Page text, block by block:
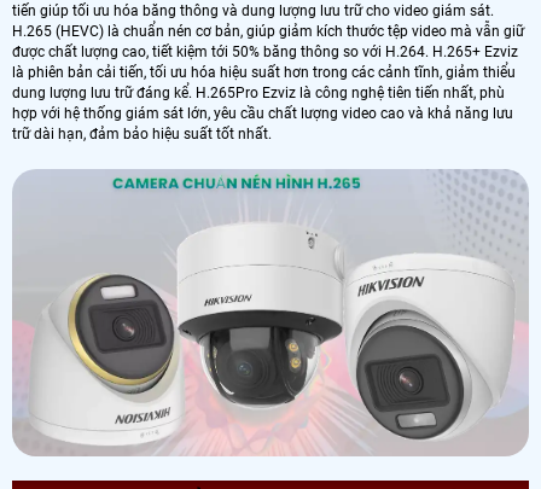
tiến giúp tối ưu hóa băng thông và dung lượng lưu trữ cho video giám sát.
H.265 (HEVC) là chuẩn nén cơ bản, giúp giảm kích thước tệp video mà vẫn giữ
được chất lượng cao, tiết kiệm tới 50% băng thông so với H.264. H.265+ Ezviz
là phiên bản cải tiến, tối ưu hóa hiệu suất hơn trong các cảnh tĩnh, giảm thiểu
dung lượng lưu trữ đáng kể. H.265Pro Ezviz là công nghệ tiên tiến nhất, phù
hợp với hệ thống giám sát lớn, yêu cầu chất lượng video cao và khả năng lưu
trữ dài hạn, đảm bảo hiệu suất tốt nhất.